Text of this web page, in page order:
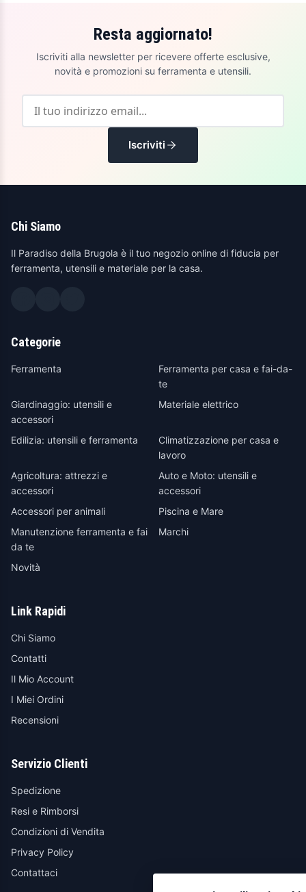
Resta aggiornato!
Iscriviti alla newsletter per ricevere offerte esclusive,
novità e promozioni su ferramenta e utensili.
Iscriviti
Chi Siamo
Il Paradiso della Brugola è il tuo negozio online di fiducia per
ferramenta, utensili e materiale per la casa.
Categorie
Ferramenta
Ferramenta per casa e fai-da-
te
Giardinaggio: utensili e
accessori
Materiale elettrico
Edilizia: utensili e ferramenta
Climatizzazione per casa e
lavoro
Agricoltura: attrezzi e
accessori
Auto e Moto: utensili e
accessori
Accessori per animali
Piscina e Mare
Manutenzione ferramenta e fai
da te
Marchi
Novità
Link Rapidi
Chi Siamo
Contatti
Il Mio Account
I Miei Ordini
Recensioni
Servizio Clienti
Spedizione
Resi e Rimborsi
Condizioni di Vendita
Privacy Policy
Contattaci